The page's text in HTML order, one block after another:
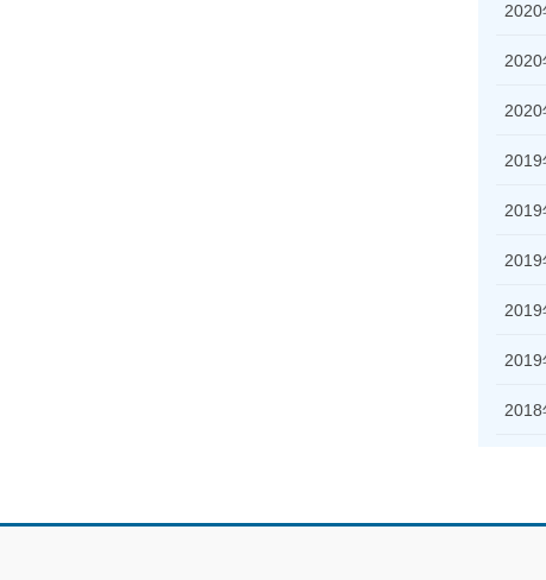
2020
2020
2020
2019
2019
2019
2019
2019
2018